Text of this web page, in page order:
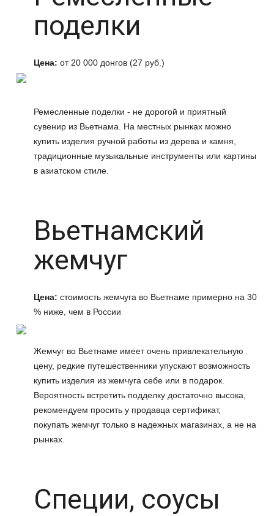
поделки
Цена: от 20 000 донгов (27 руб.)
Ремесленные поделки - не дорогой и приятный
сувенир из Вьетнама. На местных рынках можно
купить изделия ручной работы из дерева и камня,
традиционные музыкальные инструменты или картины
в азиатском стиле.
Вьетнамский
жемчуг
Цена: стоимость жемчуга во Вьетнаме примерно на 30
% ниже, чем в России
Жемчуг во Вьетнаме имеет очень привлекательную
цену, редкие путешественники упускают возможность
купить изделия из жемчуга себе или в подарок.
Вероятность встретить подделку достаточно высока,
рекомендуем просить у продавца сертификат,
покупать жемчуг только в надежных магазинах, а не на
рынках.
Специи, соусы